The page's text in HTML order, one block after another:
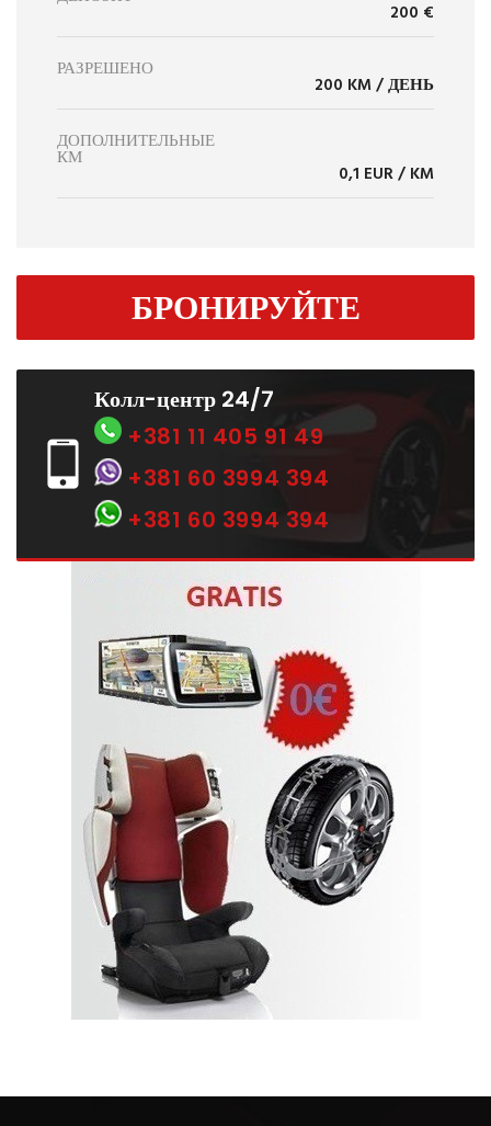
200 €
РАЗРЕШЕНО
200 KM / ДЕНЬ
ДОПОЛНИТЕЛЬНЫЕ
КМ
0,1 EUR / KM
БРОНИРУЙТЕ
Колл-центр 24/7
+381 11 405 91 49
+381 60 3994 394
+381 60 3994 394